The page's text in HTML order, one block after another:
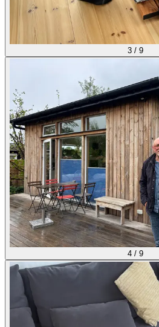
3 / 9
4 / 9